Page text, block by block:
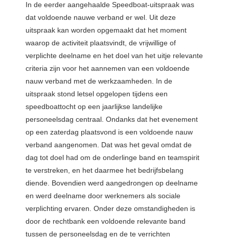
In de eerder aangehaalde Speedboat-uitspraak was
dat voldoende nauwe verband er wel. Uit deze
uitspraak kan worden opgemaakt dat het moment
waarop de activiteit plaatsvindt, de vrijwillige of
verplichte deelname en het doel van het uitje relevante
criteria zijn voor het aannemen van een voldoende
nauw verband met de werkzaamheden. In de
uitspraak stond letsel opgelopen tijdens een
speedboattocht op een jaarlijkse landelijke
personeelsdag centraal. Ondanks dat het evenement
op een zaterdag plaatsvond is een voldoende nauw
verband aangenomen. Dat was het geval omdat de
dag tot doel had om de onderlinge band en teamspirit
te verstreken, en het daarmee het bedrijfsbelang
diende. Bovendien werd aangedrongen op deelname
en werd deelname door werknemers als sociale
verplichting ervaren. Onder deze omstandigheden is
door de rechtbank een voldoende relevante band
tussen de personeelsdag en de te verrichten